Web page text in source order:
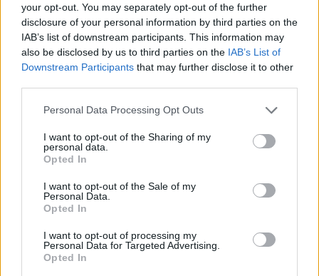
your opt-out. You may separately opt-out of the further
disclosure of your personal information by third parties on the
IAB’s list of downstream participants. This information may
also be disclosed by us to third parties on the IAB’s List of
Downstream Participants that may further disclose it to other
Please note that this website/app uses one or more Google
not limited to your visit or usage behaviour. You may click to
grant or deny consent to Google and its third-party tags to
use your data for below specified purposes in below Google
consent section.
Personal Data Processing Opt Outs
I want to opt-out of the Sharing of my
personal data.
Opted In
I want to opt-out of the Sale of my
Personal Data.
Opted In
I want to opt-out of processing my
Personal Data for Targeted Advertising.
Opted In
questo modo, si crea una cultura della
responsabilità economica che può durare nel
tempo.
AUTORE